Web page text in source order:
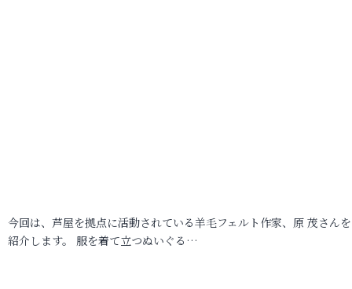
今回は、芦屋を拠点に活動されている羊毛フェルト作家、原 茂さん
紹介します。 服を着て立つぬいぐる…